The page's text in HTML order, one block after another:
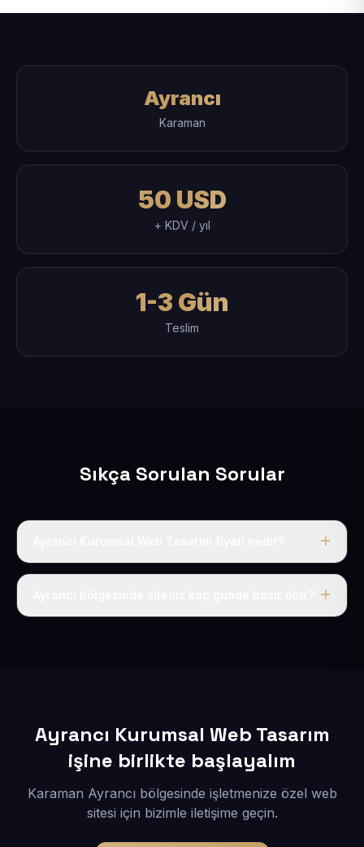
Ayrancı
Karaman
50 USD
+ KDV / yıl
1-3 Gün
Teslim
Sıkça Sorulan Sorular
Tek fiyat uygulanır: yıllık 50 USD + KDV. Bu bedele alan
Ayrancı Kurumsal Web Tasarım
işine birlikte başlayalım
Karaman Ayrancı bölgesinde işletmenize özel web
sitesi için bizimle iletişime geçin.